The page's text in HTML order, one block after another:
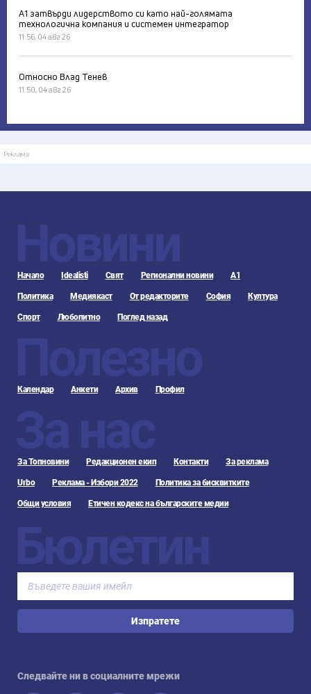
А1 затвърди лидерството си като най-голямата
технологична компания и системен интегратор
11:56, 04 авг 26
Относно Влад Тенев
11:50, 04 авг 26
Реклама
Новини
Начало Idealisti Свят Регионални новини А1
Политика Медиякаст От редакторите София Култура
Спорт Любопитно Поглед назад
Полезно
Календар Анкети Архив Профил
За нас
За Топновини Редакционен екип Контакти За реклама
Urbo Реклама - Избори 2022 Политика за бисквитките
Общи условия Етичен кодекс на българските медии
Бюлетин
Изпратете
Следвайте ни в социалните мрежи